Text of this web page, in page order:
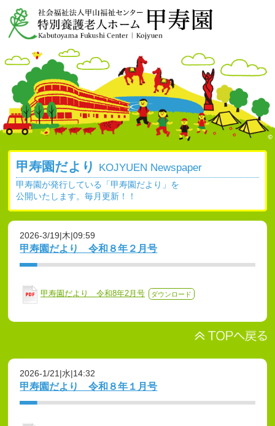
甲寿園だより KOJYUEN Newspaper
甲寿園が発行している「甲寿園だより」を
公開いたします。毎月更新！！
2026-3/19|木|09:59
甲寿園だより 令和８年２月号
甲寿園だより 令和8年2月号 ダウンロード
2026-1/21|水|14:32
甲寿園だより 令和８年１月号